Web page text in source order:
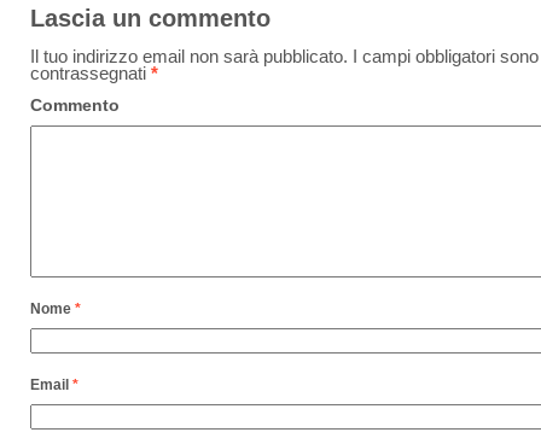
Lascia un commento
Il tuo indirizzo email non sarà pubblicato. I campi obbligatori sono
contrassegnati *
Commento
Nome *
Email *